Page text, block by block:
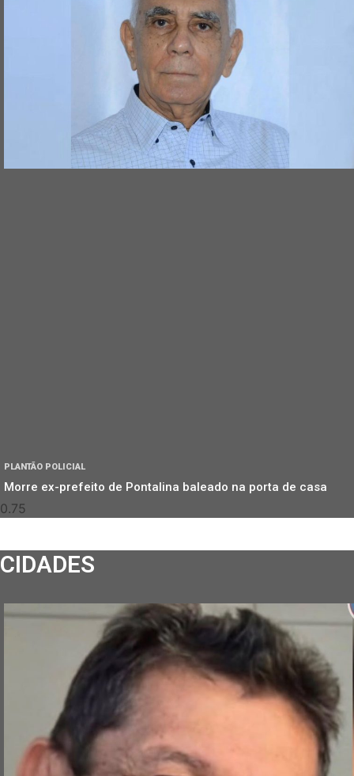
PLANTÃO POLICIAL
Morre ex-prefeito de Pontalina baleado na porta de casa
CIDADES